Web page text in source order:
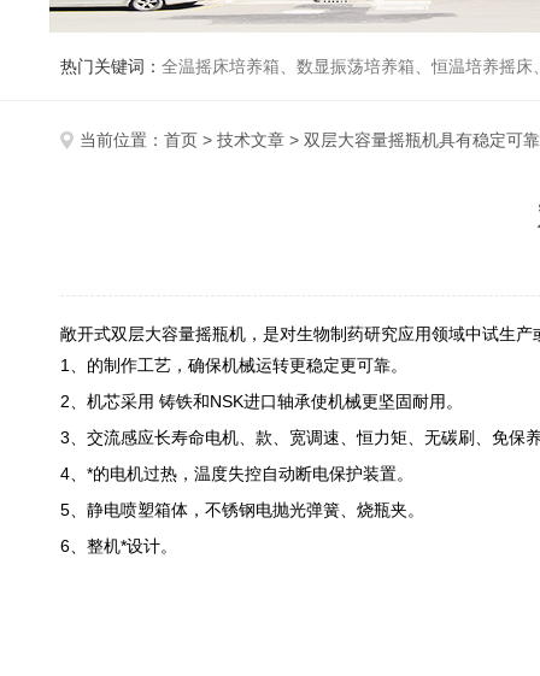
热门关键词： 全温摇床培养箱、数显振荡培养箱、恒温培养摇
当前位置： 首页 > 技术文章 > 双层大容量摇瓶机具有稳定可
敞开式双层大容量摇瓶机，是对生物制药研究应用领域中试生
1、的制作工艺，确保机械运转更稳定更可靠。
2、机芯采用 铸铁和NSK进口轴承使机械更坚固耐用。
3、交流感应长寿命电机、款、宽调速、恒力矩、无碳刷、免保
4、*的电机过热，温度失控自动断电保护装置。
5、静电喷塑箱体，不锈钢电抛光弹簧、烧瓶夹。
6、整机*设计。